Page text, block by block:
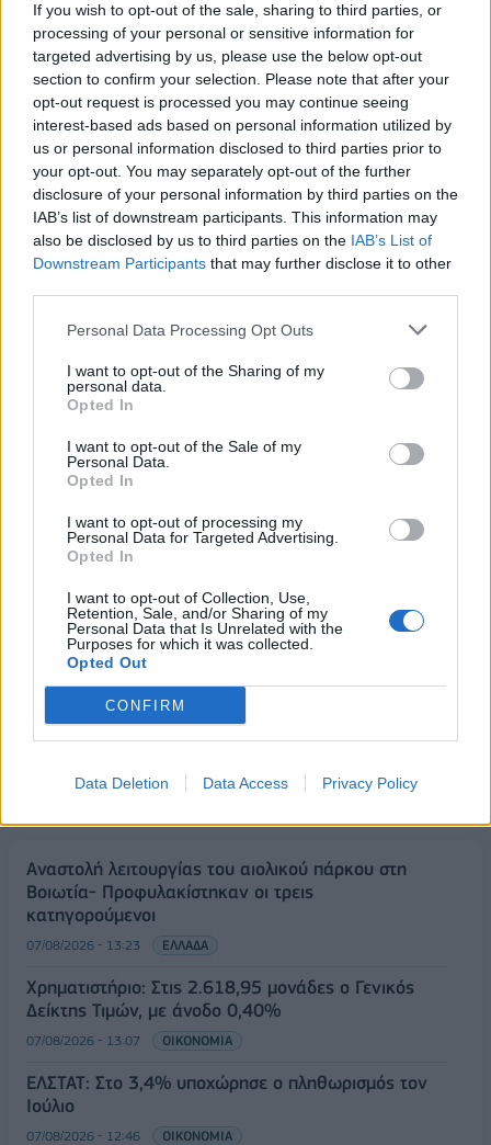
If you wish to opt-out of the sale, sharing to third parties, or
processing of your personal or sensitive information for
targeted advertising by us, please use the below opt-out
section to confirm your selection. Please note that after your
opt-out request is processed you may continue seeing
interest-based ads based on personal information utilized by
us or personal information disclosed to third parties prior to
your opt-out. You may separately opt-out of the further
disclosure of your personal information by third parties on the
IAB’s list of downstream participants. This information may
also be disclosed by us to third parties on the IAB’s List of
Downstream Participants that may further disclose it to other
Personal Data Processing Opt Outs
I want to opt-out of the Sharing of my
personal data.
Opted In
I want to opt-out of the Sale of my
Personal Data.
Opted In
I want to opt-out of processing my
Personal Data for Targeted Advertising.
Opted In
I want to opt-out of Collection, Use,
Retention, Sale, and/or Sharing of my
Personal Data that Is Unrelated with the
Purposes for which it was collected.
Opted Out
CONFIRM
Data Deletion Data Access Privacy Policy
Alpha Bank: Για πρώτη φορά το Αρχαίο Θέατρο Επιδαύρου άνοιξε τις
πύλες του σε όλους
ΠΕΡΙΣΣΌΤΕΡΑ ΣΕ ΑΥΤΉ ΤΗΝ ΚΑΤΗΓΟΡΊΑ
Αντίθετοι οι παθολόγοι για
τον αντιγριπικό
εμβολιασμό από
Φαρμακοποιούς
03/10/2024 - 07:48
Δεμένα τα πλοία στις 22
και 23 Οκτωβρίου -
03/10/2024 - 09:05
ΡΟΗ ΕΙΔΗΣΕΩΝ
Αναστολή λειτουργίας του αιολικού πάρκου στη
Βοιωτία- Προφυλακίστηκαν οι τρεις
κατηγορούμενοι
07/08/2026 - 13:23 ΕΛΛΑΔΑ
Χρηματιστήριο: Στις 2.618,95 μονάδες ο Γενικός
Δείκτης Τιμών, με άνοδο 0,40%
07/08/2026 - 13:07 ΟΙΚΟΝΟΜΙΑ
ΕΛΣΤΑΤ: Στο 3,4% υποχώρησε ο πληθωρισμός τον
Ιούλιο
07/08/2026 - 12:46 ΟΙΚΟΝΟΜΙΑ